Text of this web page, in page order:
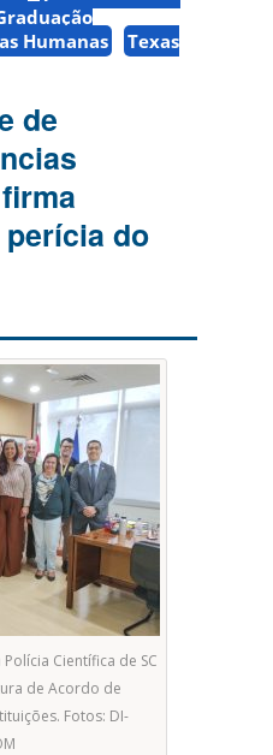
Humanas
Texas
de
do
Científica de SC
de Acordo de
Fotos: DI-